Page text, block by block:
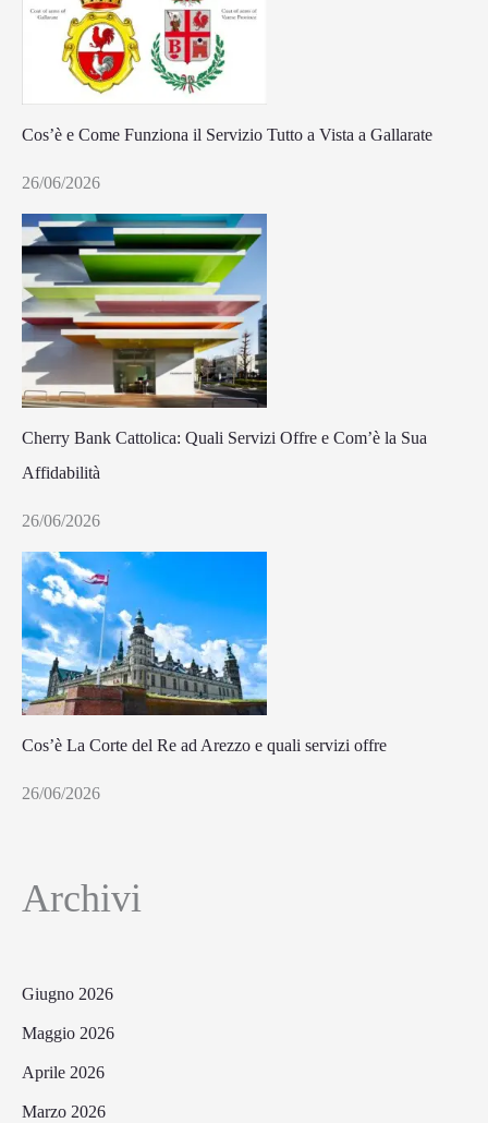
Cos’è e Come Funziona il Servizio Tutto a Vista a Gallarate
26/06/2026
Cherry Bank Cattolica: Quali Servizi Offre e Com’è la Sua
Affidabilità
26/06/2026
Cos’è La Corte del Re ad Arezzo e quali servizi offre
26/06/2026
Archivi
Giugno 2026
Maggio 2026
Aprile 2026
Marzo 2026